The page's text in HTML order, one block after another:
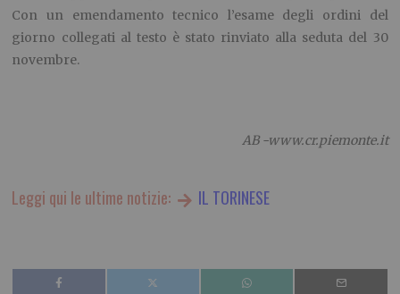
Con un emendamento tecnico l’esame degli ordini del
giorno collegati al testo è stato rinviato alla seduta del 30
novembre.
AB -www.cr.piemonte.it
Leggi qui le ultime notizie: IL TORINESE